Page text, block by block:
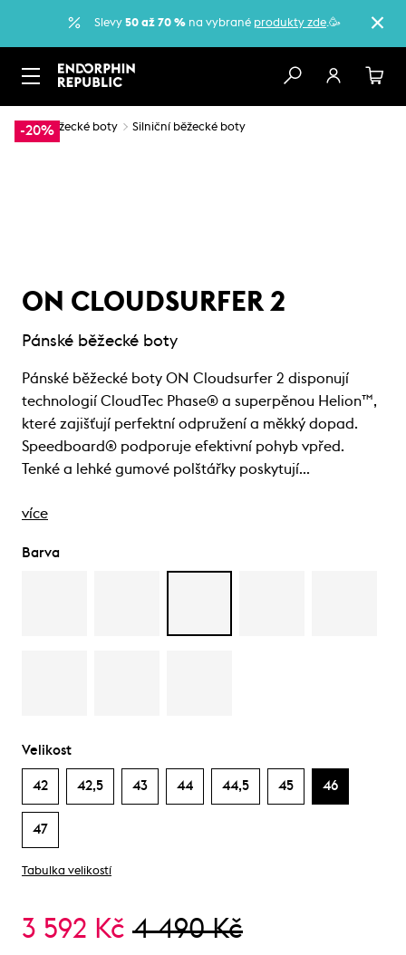
Slevy 50 až 70 % na vybrané produkty zde.🥳
-20%
… Běžecké boty Silniční běžecké boty
ON CLOUDSURFER 2
Pánské běžecké boty
Pánské běžecké boty ON Cloudsurfer 2 disponují
technologií CloudTec Phase® a superpěnou Helion™,
které zajišťují perfektní odpružení a měkký dopad.
Speedboard® podporuje efektivní pohyb vpřed.
Tenké a lehké gumové polštářky poskytují…
více
Barva
Velikost
42 42,5 43 44 44,5 45 46
47
Tabulka velikostí
3 592 Kč 4 490 Kč